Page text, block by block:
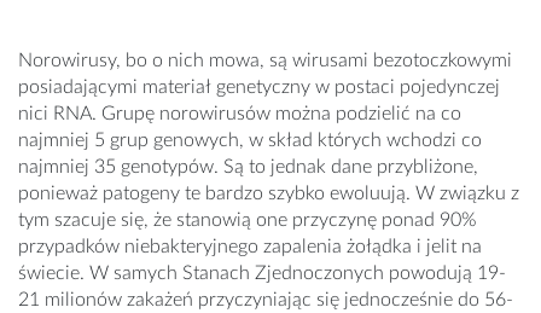
Norowirusy, bo o nich mowa, są wirusami bezotoczkowymi
posiadającymi materiał genetyczny w postaci pojedynczej
nici RNA. Grupę norowirusów można podzielić na co
najmniej 5 grup genowych, w skład których wchodzi co
najmniej 35 genotypów. Są to jednak dane przybliżone,
ponieważ patogeny te bardzo szybko ewoluują. W związku z
tym szacuje się, że stanowią one przyczynę ponad 90%
przypadków niebakteryjnego zapalenia żołądka i jelit na
świecie. W samych Stanach Zjednoczonych powodują 19-
21 milionów zakażeń przyczyniając się jednocześnie do 56-